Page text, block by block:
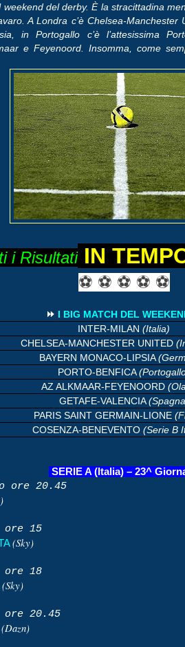
weekend del derby. È la stracittadina
A Londra c’è Chelsea-
in Portogallo c’è l’attesissima
e Feyenoord. Insomma, come
i Risultati IN
⚽ ⚽ ⚽ ⚽ ⚽
⏩ I BIG MATCH DEL
INTER-MILAN (Italia)
CHELSEA-MANCHESTER UNITED
BAYERN MONACO-LIPSIA
PORTO-BENFICA
AZ ALKMAAR-FEYENOORD
GETAFE-VALENCIA
PARIS SAINT GERMAIN-LIONE
COSENZA-BENEVENTO (Serie B
SERIE A (Italia) – 23^
ore 20.45
ore 15
(Sky)
ore 18
(Sky)
ore 20.45
(Dazn)